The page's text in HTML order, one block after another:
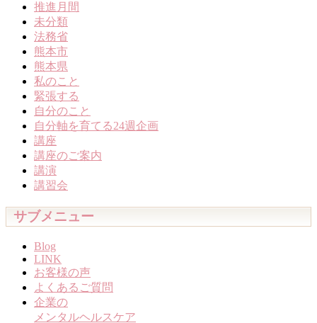
推進月間
未分類
法務省
熊本市
熊本県
私のこと
緊張する
自分のこと
自分軸を育てる24週企画
講座
講座のご案内
講演
講習会
サブメニュー
Blog
LINK
お客様の声
よくあるご質問
企業の
メンタルヘルスケア